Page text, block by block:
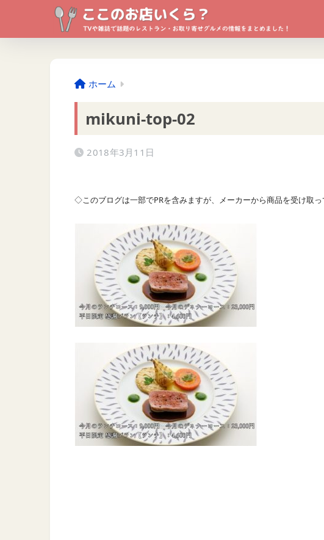
ホーム
mikuni-top-02
2018年3月11日
◇このブログは一部でPRを含みますが、メーカーから商品を受け取